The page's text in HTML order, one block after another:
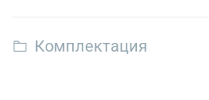
Комплектация